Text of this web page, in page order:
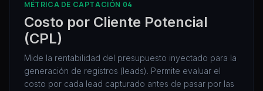
MÉTRICA DE CAPTACIÓN 04
Costo por Cliente Potencial
(CPL)
Mide la rentabilidad del presupuesto inyectado para la
generación de registros (leads). Permite evaluar el
costo por cada lead capturado antes de pasar por las